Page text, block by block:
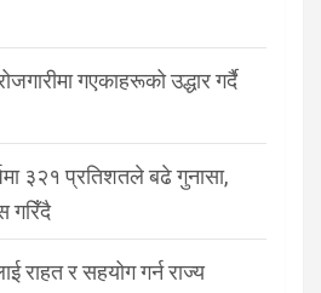
गएकाहरूको उद्धार गर्दै
३२१ प्रतिशतले बढे गुनासा,
गरिँदै
राहत र सहयोग गर्न राज्य